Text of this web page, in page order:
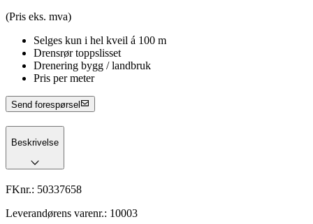
(Pris eks. mva)
Selges kun i hel kveil á 100 m
Drensrør toppslisset
Drenering bygg / landbruk
Pris per meter
Send forespørsel
Beskrivelse
FKnr.: 50337658
Leverandørens varenr.: 10003